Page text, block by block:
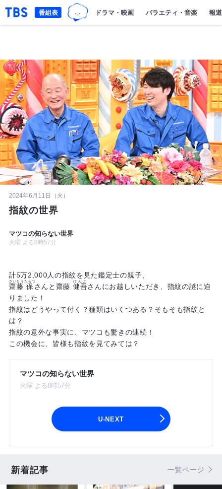
「TBSテレビ｜ときめくときを。」トップページ
TBSグループキャラクター『ワクテ
ドラマ・映画 バラエティ・音楽 報
番組表
2024年6月11日（火）
指紋の世界
マツコの知らない世界
火曜 よる8時57分
計5万2,000人の指紋を見た鑑定士の親子、
齋藤
さいとう
保
たもつ
さんと齋藤 健吾
けんご
さんにお越しいただき、指紋の謎に迫
りました！
指紋はどうやって付く？種類はいくつある？そもそも指紋と
は？
指紋の意外な事実に、マツコも驚きの連続！
この機会に、皆様も指紋を見てみては？
マツコの知らない世界
火曜 よる8時57分
U-NEXT
新着記事 一覧ページ